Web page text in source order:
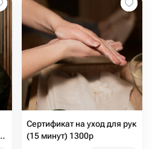
Сертификат на уход для рук
(15 минут) 1300р